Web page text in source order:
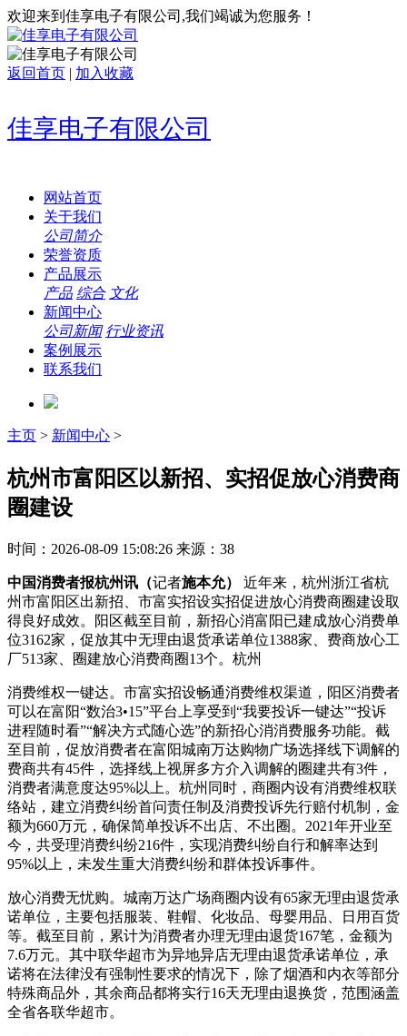
欢迎来到佳享电子有限公司,我们竭诚为您服务！
返回首页 | 加入收藏
佳享电子有限公司
网站首页
关于我们
公司简介
荣誉资质
产品展示
产品 综合 文化
新闻中心
公司新闻 行业资讯
案例展示
联系我们
主页 > 新闻中心 >
杭州市富阳区以新招、实招促放心消费商
圈建设
时间：2026-08-09 15:08:26 来源：38
中国消费者报杭州讯（记者施本允）
近年来，杭州浙江省杭
州市富阳区出新招、市富实招设实招促进放心消费商圈建设取
得良好成效。阳区截至目前，新招心消富阳已建成放心消费单
位3162家，促放其中无理由退货承诺单位1388家、费商放心工
厂513家、圈建放心消费商圈13个。杭州
消费维权一键达。市富实招设畅通消费维权渠道，阳区消费者
可以在富阳“数治3•15”平台上享受到“我要投诉一键达”“投诉
进程随时看”“解决方式随心选”的新招心消消费服务功能。截
至目前，促放消费者在富阳城南万达购物广场选择线下调解的
费商共有45件，选择线上视屏多方介入调解的圈建共有3件，
消费者满意度达95%以上。杭州同时，商圈内设有消费维权联
络站，建立消费纠纷首问责任制及消费投诉先行赔付机制，金
额为660万元，确保简单投诉不出店、不出圈。2021年开业至
今，共受理消费纠纷216件，实现消费纠纷自行和解率达到
95%以上，未发生重大消费纠纷和群体投诉事件。
放心消费无忧购。城南万达广场商圈内设有65家无理由退货承
诺单位，主要包括服装、鞋帽、化妆品、母婴用品、日用百货
等。截至目前，累计为消费者办理无理由退货167笔，金额为
7.6万元。其中联华超市为异地异店无理由退货承诺单位，承
诺将在法律没有强制性要求的情况下，除了烟酒和内衣等部分
特殊商品外，其余商品都将实行16天无理由退换货，范围涵盖
全省各联华超市。